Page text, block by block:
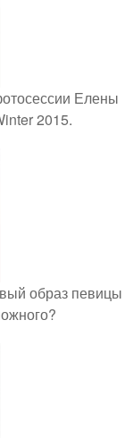
Елены
2015.
образ певицы